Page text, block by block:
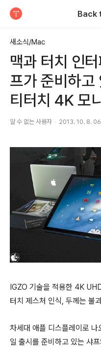
Back
새소식/Mac
맥과 터치 인
프가 준비하고
티터치 4K 모
알 수 없는 사용자 2013. 10. 8.
IGZO 기술을 적용한 4K
터치 제스처 인식, 두께는 불
차세대 애플 디스플레이로
일 출시를 준비하고 있는 샤